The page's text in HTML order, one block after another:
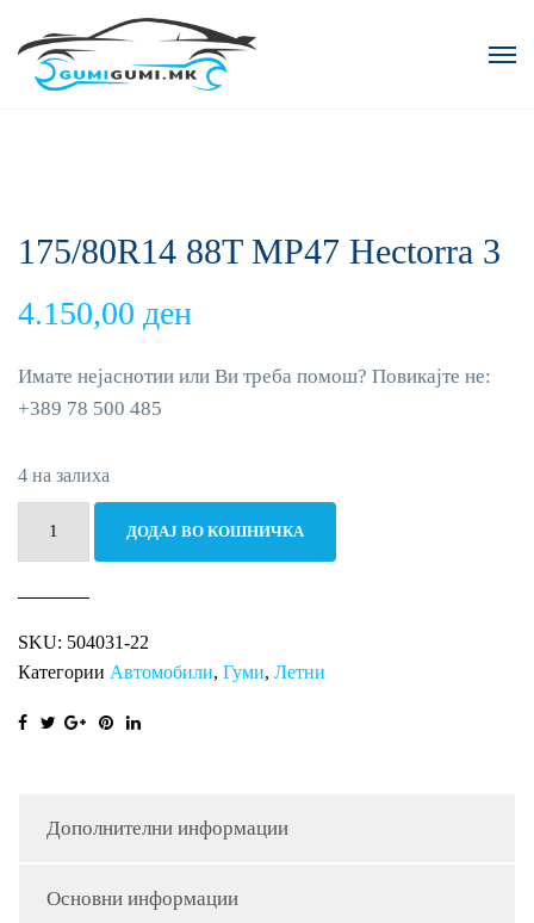
175/80R14 88T MP47 Hectorra 3
4.150,00 ден
Имате нејаснотии или Ви треба помош? Повикајте не:
+389 78 500 485
4 на залиха
3
количина
ДОДАЈ ВО КОШНИЧКА
SKU: 504031-22
Категории Автомобили, Гуми, Летни
Дополнителни информации
Основни информации